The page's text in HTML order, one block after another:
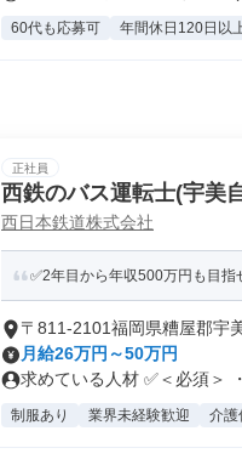
60代も応募可 年間休日120日以
正社員
西鉄のバス運転士(宇美
西日本鉄道株式会社
✅2年目から年収500万円も目指
〒811-2101福岡県糟屋郡宇
月給26万円～50万円
求めている人材 ✅＜必須＞
制服あり 業界未経験歓迎 介護